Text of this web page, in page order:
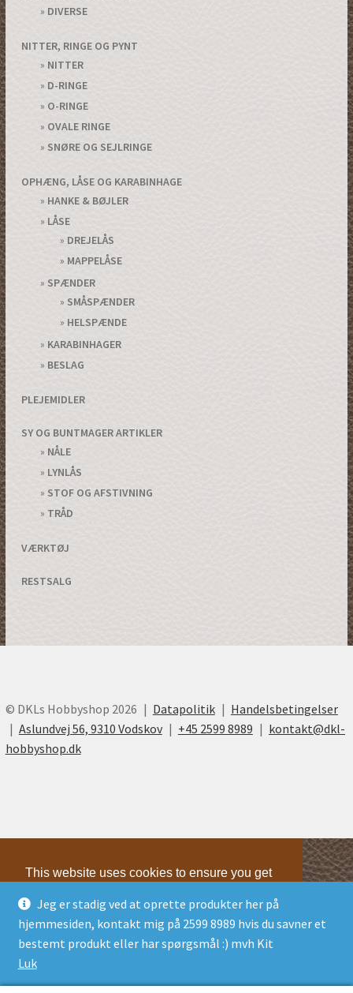
Jeg er stadig ved at oprette produkter her på
hjemmesiden, kontakt mig på 2599 8989 hvis du savner et
bestemt produkt eller har spørgsmål :) mvh Kit
Luk
DIVERSE
NITTER, RINGE OG PYNT
NITTER
D-RINGE
O-RINGE
OVALE RINGE
SNØRE OG SEJLRINGE
OPHÆNG, LÅSE OG KARABINHAGE
HANKE & BØJLER
LÅSE
DREJELÅS
MAPPELÅSE
SPÆNDER
SMÅSPÆNDER
HELSPÆNDE
KARABINHAGER
BESLAG
PLEJEMIDLER
SY OG BUNTMAGER ARTIKLER
NÅLE
LYNLÅS
STOF OG AFSTIVNING
TRÅD
VÆRKTØJ
RESTSALG
© DKLs Hobbyshop 2026 Datapolitik
Handelsbetingelser
Aslundvej 56, 9310 Vodskov
+45 2599 8989
kontakt@dkl-
hobbyshop.dk
This website uses cookies to ensure you get
Learn more
Technical
Marketing